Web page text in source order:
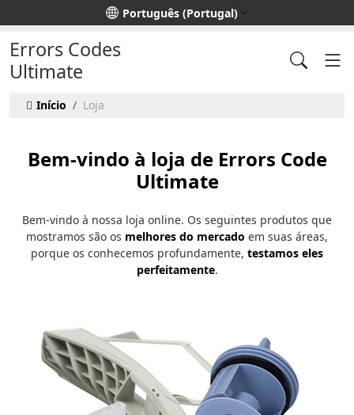
Escolha o seu idioma Português (Portugal)
Errors Codes
Ultimate
Início Loja
Bem-vindo à loja de Errors Code
Ultimate
Bem-vindo à nossa loja online. Os seguintes produtos que
mostramos são os melhores do mercado em suas áreas,
porque os conhecemos profundamente, testamos eles
perfeitamente.